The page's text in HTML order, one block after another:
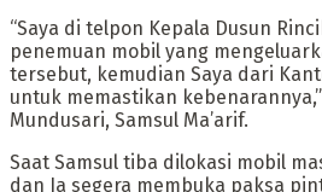
“Saya di telpon Kepala Dusun
penemuan mobil yang
tersebut, kemudian Saya dari
untuk memastikan
Mundusari, Samsul Ma’arif.
Saat Samsul tiba dilokasi mobil
dan Ia segera membuka paksa